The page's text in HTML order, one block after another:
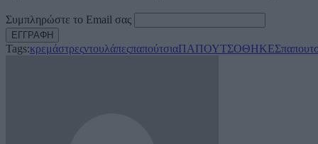
Συμπληρώστε το Email σας
Tags:κρεμάστρεςντουλάπεςπαπούτσιαΠΑΠΟΥΤΣΟΘΗΚΕΣ